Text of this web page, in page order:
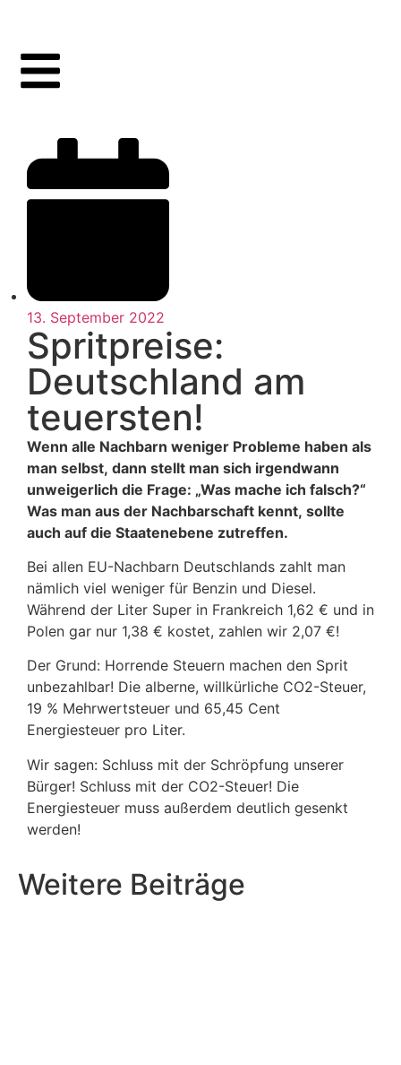
13. September 2022
Spritpreise:
Deutschland am
teuersten!
Wenn alle Nachbarn weniger Probleme haben als
man selbst, dann stellt man sich irgendwann
unweigerlich die Frage: „Was mache ich falsch?“
Was man aus der Nachbarschaft kennt, sollte
auch auf die Staatenebene zutreffen.
Bei allen EU-Nachbarn Deutschlands zahlt man
nämlich viel weniger für Benzin und Diesel.
Während der Liter Super in Frankreich 1,62 € und in
Polen gar nur 1,38 € kostet, zahlen wir 2,07 €!
Der Grund: Horrende Steuern machen den Sprit
unbezahlbar! Die alberne, willkürliche CO2-Steuer,
19 % Mehrwertsteuer und 65,45 Cent
Energiesteuer pro Liter.
Wir sagen: Schluss mit der Schröpfung unserer
Bürger! Schluss mit der CO2-Steuer! Die
Energiesteuer muss außerdem deutlich gesenkt
werden!
Weitere Beiträge